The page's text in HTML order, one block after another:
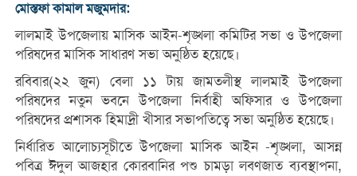
মোস্তফা কামাল মজুমদার:
লালমাই উপজেলায় মাসিক আইন-শৃঙ্খলা কমিটির সভা ও উপজেলা
পরিষদের মাসিক সাধারণ সভা অনুষ্ঠিত হয়েছে।
রবিবার(২২ জুন) বেলা ১১ টায় জামতলীস্থ লালমাই উপজেলা
পরিষদের নতুন ভবনে উপজেলা নির্বাহী অফিসার ও উপজেলা
পরিষদের প্রশাসক হিমাদ্রী খীসার সভাপতিত্বে সভা অনুষ্ঠিত হয়েছে।
নির্ধারিত আলোচ্যসূচীতে উপজেলা মাসিক আইন -শৃঙ্খলা, আসন্ন
পবিত্র ঈদুল আজহার কোরবানির পশু চামড়া লবণজাত ব্যবস্থাপনা,